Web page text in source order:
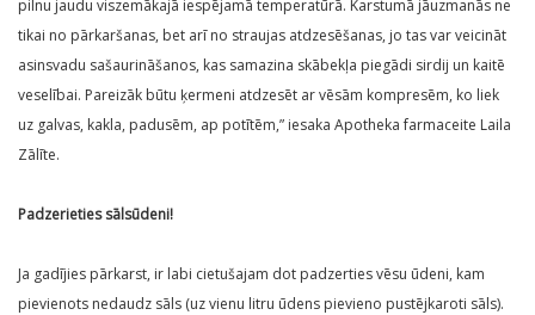
pilnu jaudu viszemākajā iespējamā temperatūrā. Karstumā jāuzmanās ne
tikai no pārkaršanas, bet arī no straujas atdzesēšanas, jo tas var veicināt
asinsvadu sašaurināšanos, kas samazina skābekļa piegādi sirdij un kaitē
veselībai. Pareizāk būtu ķermeni atdzesēt ar vēsām kompresēm, ko liek
uz galvas, kakla, padusēm, ap potītēm,” iesaka Apotheka farmaceite Laila
Zālīte.
Padzerieties sālsūdeni!
Ja gadījies pārkarst, ir labi cietušajam dot padzerties vēsu ūdeni, kam
pievienots nedaudz sāls (uz vienu litru ūdens pievieno pustējkaroti sāls).